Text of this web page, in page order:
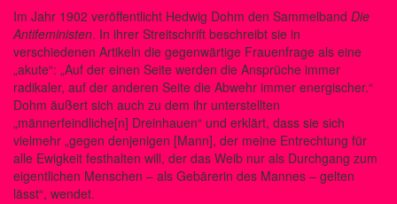
Im Jahr 1902 veröffentlicht Hedwig Dohm den Sammelband Die
Antifeministen. In ihrer Streitschrift beschreibt sie in
verschiedenen Artikeln die gegenwärtige Frauenfrage als eine
„akute“: „Auf der einen Seite werden die Ansprüche immer
radikaler, auf der anderen Seite die Abwehr immer energischer.“
Dohm äußert sich auch zu dem ihr unterstellten
„männerfeindliche[n] Dreinhauen“ und erklärt, dass sie sich
vielmehr „gegen denjenigen [Mann], der meine Entrechtung für
alle Ewigkeit festhalten will, der das Weib nur als Durchgang zum
eigentlichen Menschen – als Gebärerin des Mannes – gelten
lässt“, wendet.